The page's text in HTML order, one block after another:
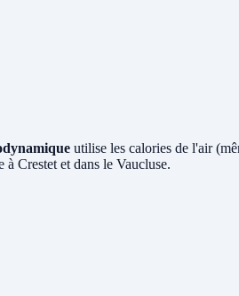
utilise les calories de l'air
Crestet et dans le Vaucluse.